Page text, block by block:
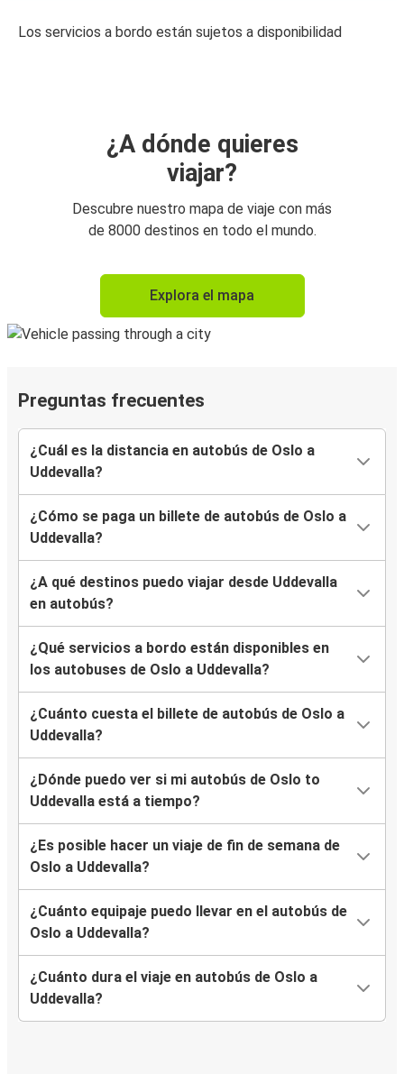
Los servicios a bordo están sujetos a disponibilidad
¿A dónde quieres
viajar?
Descubre nuestro mapa de viaje con más
de 8000 destinos en todo el mundo.
Explora el mapa
Preguntas frecuentes
¿Cuál es la distancia en autobús de Oslo a
Uddevalla?
¿Cómo se paga un billete de autobús de Oslo a
Uddevalla?
¿A qué destinos puedo viajar desde Uddevalla
en autobús?
¿Qué servicios a bordo están disponibles en
los autobuses de Oslo a Uddevalla?
¿Cuánto cuesta el billete de autobús de Oslo a
Uddevalla?
¿Dónde puedo ver si mi autobús de Oslo to
Uddevalla está a tiempo?
¿Es posible hacer un viaje de fin de semana de
Oslo a Uddevalla?
¿Cuánto equipaje puedo llevar en el autobús de
Oslo a Uddevalla?
¿Cuánto dura el viaje en autobús de Oslo a
Uddevalla?